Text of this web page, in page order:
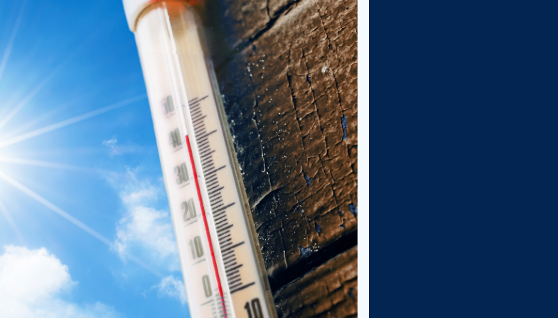
seminaarin esittelemällä vuoden alussa aloittaneen
uudistuneen työsuojeluviranomaisen toimintaa.
työssä ei ole varsinaisesti tapahtunut...